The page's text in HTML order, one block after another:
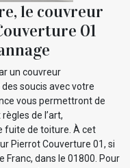
le couvreur
01
un couvreur
soucis avec votre
vous permettront de
de l’art,
fuite de toiture. À cet
Pierrot Couverture 01, si
Franc, dans le 01800. Pour